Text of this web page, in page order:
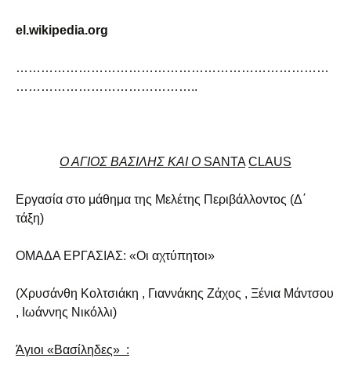
el.wikipedia.org
…………………………………………………………………
……………………………………..
Ο ΑΓΙΟΣ ΒΑΣΙΛΗΣ ΚΑΙ Ο SANTA CLAUS
Εργασία στο μάθημα της Μελέτης Περιβάλλοντος (Δ΄
τάξη)
ΟΜΑΔΑ ΕΡΓΑΣΙΑΣ: «Οι αχτύπητοι»
(Χρυσάνθη Κολτσιάκη , Γιαννάκης Ζάχος , Ξένια Μάντσου
, Ιωάννης Νικόλλι)
Άγιοι «Βασίληδες» :